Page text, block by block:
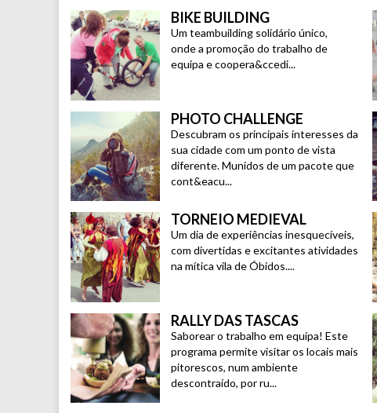
BIKE BUILDING
Um teambuilding solidário único,
onde a promoção do trabalho de
equipa e coopera&ccedi...
PHOTO CHALLENGE
Descubram os principais interesses da
sua cidade com um ponto de vista
diferente. Munidos de um pacote que
cont&eacu...
TORNEIO MEDIEVAL
Um dia de experiências inesquecíveis,
com divertidas e excitantes atividades
na mítica vila de Óbidos....
RALLY DAS TASCAS
Saborear o trabalho em equipa! Este
programa permite visitar os locais mais
pitorescos, num ambiente
descontraído, por ru...